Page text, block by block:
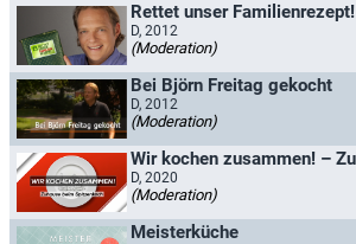
Rettet unser Familienrezept!
D, 2012
(Moderation)
Bei Björn Freitag gekocht
D, 2012
(Moderation)
D, 2020
(Moderation)
Meisterküche